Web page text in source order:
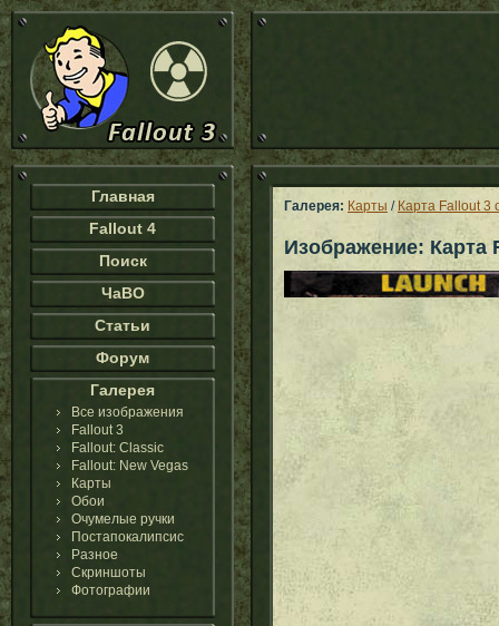
Главная
Fallout 4
Поиск
ЧаВО
Статьи
Форум
Галерея
Все изображения
Fallout 3
Fallout: Classic
Fallout: New Vegas
Карты
Обои
Очумелые ручки
Постапокалипсис
Разное
Скриншоты
Фотографии
Галерея: Карты / Карта Fallout 3
Изображение: Карта